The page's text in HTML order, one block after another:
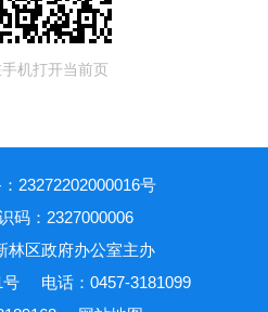
机打开当前页
23272202000016号
码：2327000006
林区政府办公室主办
号
电话：0457-3181099